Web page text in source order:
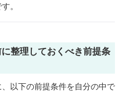
。
整理しておくべき前提条
以下の前提条件を自分の中で